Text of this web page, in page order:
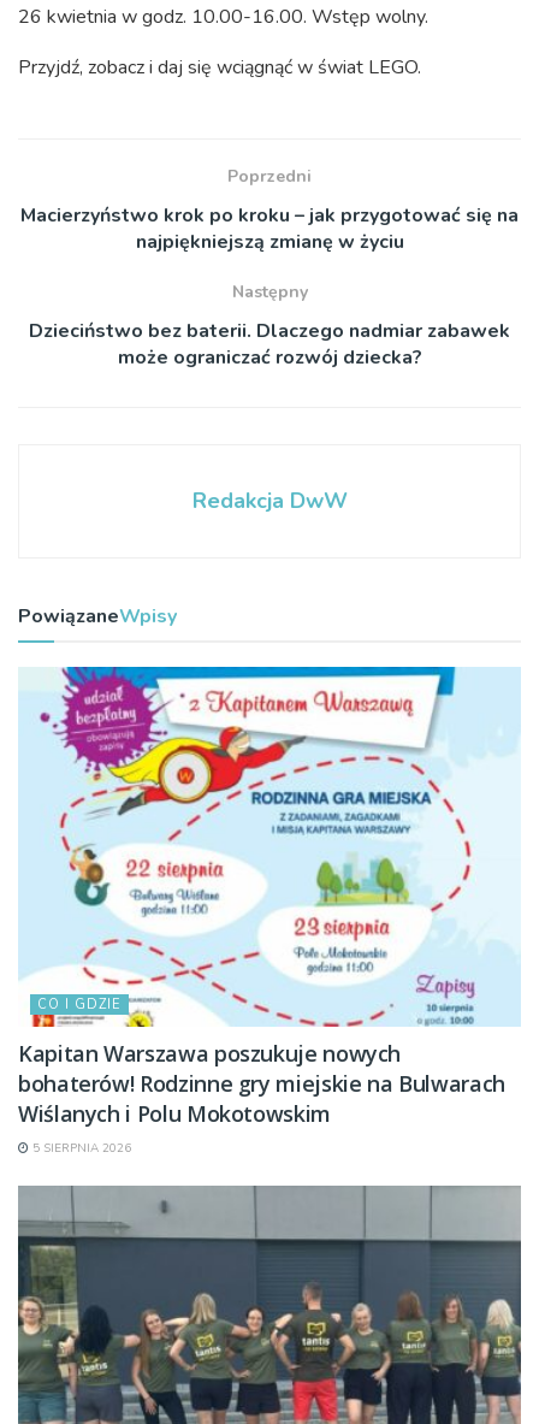
26 kwietnia w godz. 10.00-16.00. Wstęp wolny.
Przyjdź, zobacz i daj się wciągnąć w świat LEGO.
Poprzedni
Macierzyństwo krok po kroku – jak przygotować się na
najpiękniejszą zmianę w życiu
Następny
Dzieciństwo bez baterii. Dlaczego nadmiar zabawek
może ograniczać rozwój dziecka?
Redakcja DwW
PowiązaneWpisy
CO I GDZIE
Kapitan Warszawa poszukuje nowych
bohaterów! Rodzinne gry miejskie na Bulwarach
Wiślanych i Polu Mokotowskim
5 SIERPNIA 2026